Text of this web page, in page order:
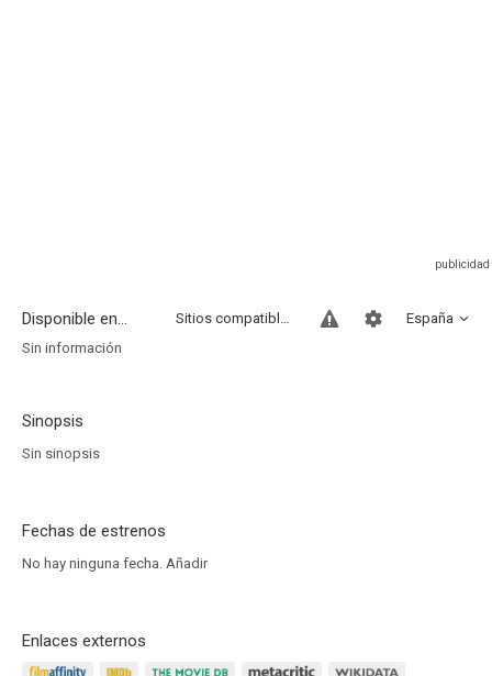
Disponible en... España
Sitios compatibles
Sin información
Sinopsis
Sin sinopsis
Fechas de estrenos
No hay ninguna fecha. Añadir
Enlaces externos